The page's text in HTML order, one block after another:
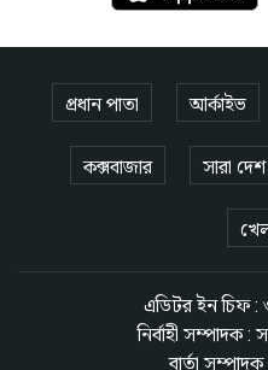
প্রধান পাতা আর্কাইভ
কক্সবাজার সারা দেশ
এডিটর ইন চিফ :
নির্বাহী সম্পাদক
বার্তা